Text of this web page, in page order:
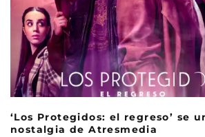
‘Los Protegidos: el regreso’ se
nostalgia de Atresmedia